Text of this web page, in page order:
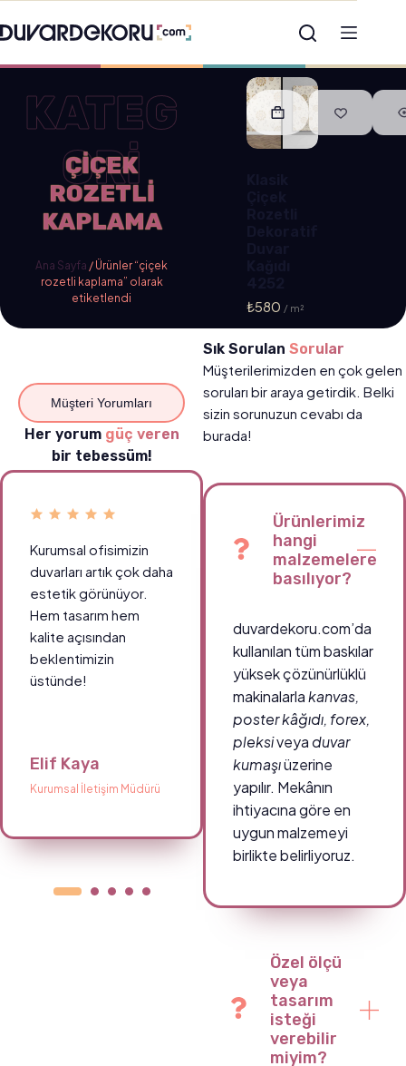
KATEG
ORİ
ÇIÇEK
ROZETLI
KAPLAMA
Ana Sayfa / Ürünler “çiçek
rozetli kaplama” olarak
etiketlendi
₺580
Müşteri Yorumları
Her yorum güç veren
bir tebessüm!
Kurumsal ofisimizin
duvarları artık çok daha
estetik görünüyor.
Hem tasarım hem
kalite açısından
beklentimizin
üstünde!
Elif Kaya
Kurumsal İletişim Müdürü
Okul koridorlarımızda
öğrencilerin ilgisini
çeken canlı tablolar
daha enerjik.
Teşekkürler
duvardekoru.com!
Ahmet Demir
Okul Müdürü
Sık Sorulan Sorular
Müşterilerimizden en çok gelen
soruları bir araya getirdik. Belki
sizin sorunuzun cevabı da
burada!
Ürünlerimiz
hangi
malzemelere
basılıyor?
duvardekoru.com’da
kullanılan tüm baskılar
yüksek çözünürlüklü
makinalarlakanvas,
poster kâğıdı, forex,
pleksiveya duvar
kumaşıüzerine
yapılır. Mekânın
ihtiyacına göre en
uygun malzemeyi
birlikte belirliyoruz.
Özel ölçü
veya
tasarım
isteği
verebilir
miyim?